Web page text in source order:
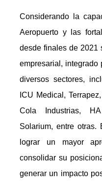
Considerando la
Aeropuerto y las
desde finales de 2021
empresarial, integrado
diversos sectores,
ICU Medical,
Cola Industrias,
Solarium, entre
lograr un mayor
consolidar su
generar un impacto